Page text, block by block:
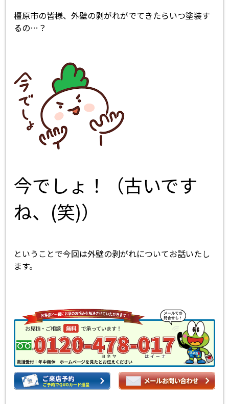
橿原市の皆様、外壁の剥がれがでてきたらいつ塗装す
るの…？
今でしょ！（古いです
ね、(笑)）
ということで今回は外壁の剥がれについてお話いたし
ます。